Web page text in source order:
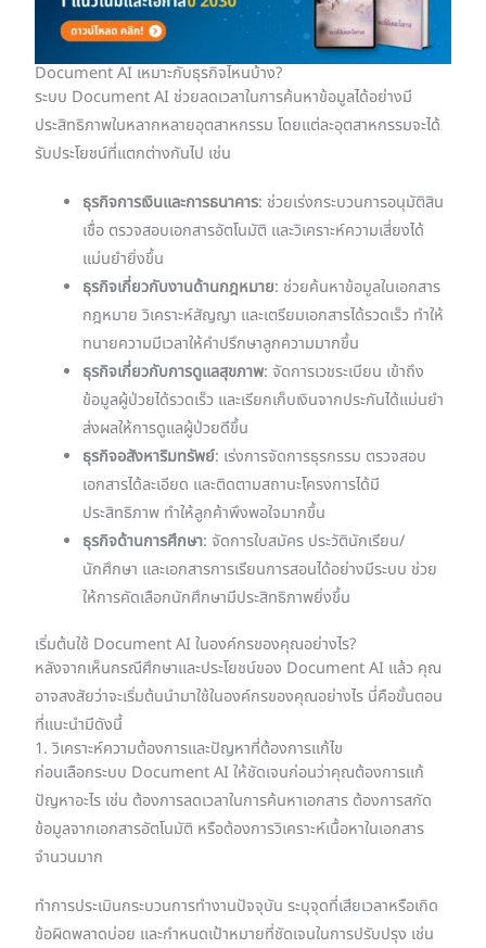
Document AI เหมาะกับธุรกิจไหนบ้าง?
ระบบ Document AI ช่วยลดเวลาในการค้นหาข้อมูลได้อย่างมี
ประสิทธิภาพในหลากหลายอุตสาหกรรม โดยแต่ละอุตสาหกรรมจะได้
รับประโยชน์ที่แตกต่างกันไป เช่น
ธุรกิจการเงินและการธนาคาร: ช่วยเร่งกระบวนการอนุมัติสิน
เชื่อ ตรวจสอบเอกสารอัตโนมัติ และวิเคราะห์ความเสี่ยงได้
แม่นยำยิ่งขึ้น
ธุรกิจเกี่ยวกับงานด้านกฎหมาย: ช่วยค้นหาข้อมูลในเอกสาร
กฎหมาย วิเคราะห์สัญญา และเตรียมเอกสารได้รวดเร็ว ทำให้
ทนายความมีเวลาให้คำปรึกษาลูกความมากขึ้น
ธุรกิจเกี่ยวกับการดูแลสุขภาพ: จัดการเวชระเบียน เข้าถึง
ข้อมูลผู้ป่วยได้รวดเร็ว และเรียกเก็บเงินจากประกันได้แม่นยำ
ส่งผลให้การดูแลผู้ป่วยดีขึ้น
ธุรกิจอสังหาริมทรัพย์: เร่งการจัดการธุรกรรม ตรวจสอบ
เอกสารได้ละเอียด และติดตามสถานะโครงการได้มี
ประสิทธิภาพ ทำให้ลูกค้าพึงพอใจมากขึ้น
ธุรกิจด้านการศึกษา: จัดการใบสมัคร ประวัตินักเรียน/
นักศึกษา และเอกสารการเรียนการสอนได้อย่างมีระบบ ช่วย
ให้การคัดเลือกนักศึกษามีประสิทธิภาพยิ่งขึ้น
เริ่มต้นใช้ Document AI ในองค์กรของคุณอย่างไร?
หลังจากเห็นกรณีศึกษาและประโยชน์ของ Document AI แล้ว คุณ
อาจสงสัยว่าจะเริ่มต้นนำมาใช้ในองค์กรของคุณอย่างไร นี่คือขั้นตอน
ที่แนะนำมีดังนี้
1. วิเคราะห์ความต้องการและปัญหาที่ต้องการแก้ไข
ก่อนเลือกระบบ Document AI ให้ชัดเจนก่อนว่าคุณต้องการแก้
ปัญหาอะไร เช่น ต้องการลดเวลาในการค้นหาเอกสาร ต้องการสกัด
ข้อมูลจากเอกสารอัตโนมัติ หรือต้องการวิเคราะห์เนื้อหาในเอกสาร
จำนวนมาก
ทำการประเมินกระบวนการทำงานปัจจุบัน ระบุจุดที่เสียเวลาหรือเกิด
ข้อผิดพลาดบ่อย และกำหนดเป้าหมายที่ชัดเจนในการปรับปรุง เช่น